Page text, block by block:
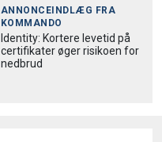
ANNONCEINDLÆG FRA
KOMMANDO
Identity: Kortere levetid på
certifikater øger risikoen for
nedbrud